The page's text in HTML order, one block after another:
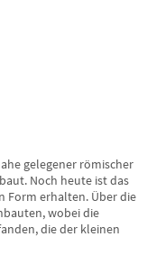
gelegener römischer
Noch heute ist das
Form erhalten. Über die
wobei die
die der kleinen